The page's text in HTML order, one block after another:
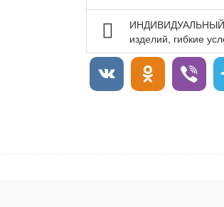
ИНДИВИДУАЛЬНЫЙ
изделий, гибкие